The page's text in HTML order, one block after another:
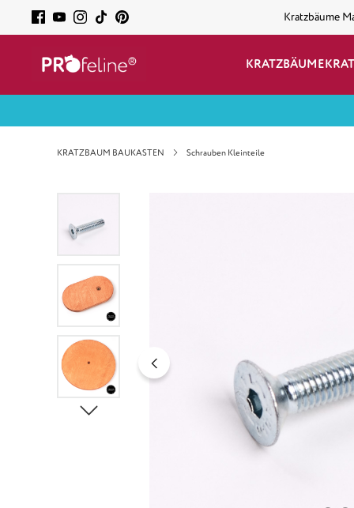
Kratzbäume
KRATZBÄUME
KRATZBAUM BAUKASTEN Schrauben Kleinteile